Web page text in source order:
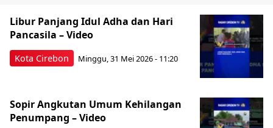
Kota Cirebon
Libur Panjang Idul Adha dan Hari
Pancasila – Video
Minggu, 31 Mei 2026 - 11:20
Sopir Angkutan Umum Kehilangan
Penumpang – Video